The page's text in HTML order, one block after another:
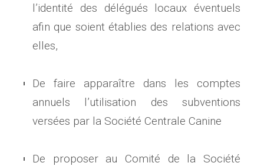
l’identité des délégués locaux éventuels
afin que soient établies des relations avec
elles,
De faire apparaître dans les comptes
annuels l’utilisation des subventions
versées par la Société Centrale Canine
De proposer au Comité de la Société